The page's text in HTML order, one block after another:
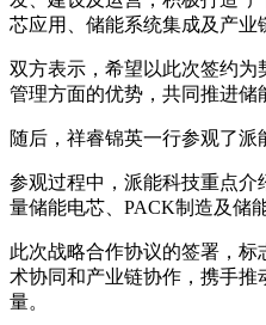
芯应用、储能系统集成及产业
双方表示，希望以此次签约
管理方面的优势，共同推进储
随后，祥睿锦英一行参观了
参观过程中，派能科技重点介
量储能电芯、PACK制造及储
此次战略合作协议的签署，
术协同和产业链协作，携手
量。